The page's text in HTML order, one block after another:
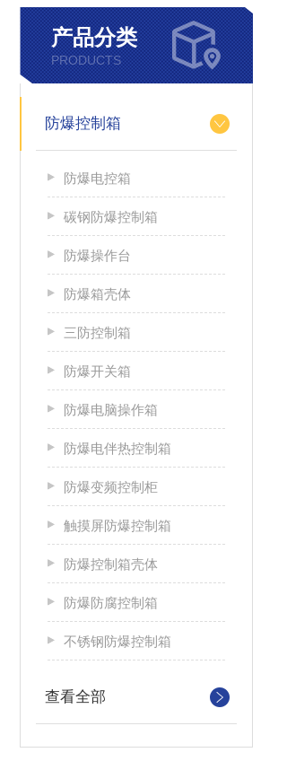
产品分类
PRODUCTS
防爆控制箱
防爆电控箱
碳钢防爆控制箱
防爆操作台
防爆箱壳体
三防控制箱
防爆开关箱
防爆电脑操作箱
防爆电伴热控制箱
防爆变频控制柜
触摸屏防爆控制箱
防爆控制箱壳体
防爆防腐控制箱
不锈钢防爆控制箱
查看全部